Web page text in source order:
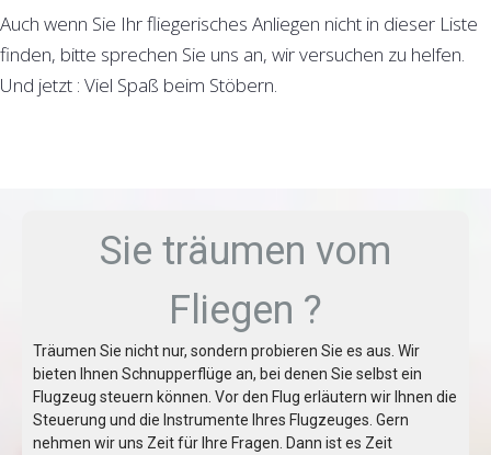
Auch wenn Sie Ihr fliegerisches Anliegen nicht in dieser Liste
finden, bitte sprechen Sie uns an, wir versuchen zu helfen.
Und jetzt : Viel Spaß beim Stöbern.
Sie träumen vom
Fliegen ?
Träumen Sie nicht nur, sondern probieren Sie es aus. Wir
bieten Ihnen Schnupperflüge an, bei denen Sie selbst ein
Flugzeug steuern können. Vor den Flug erläutern wir Ihnen die
Steuerung und die Instrumente Ihres Flugzeuges. Gern
nehmen wir uns Zeit für Ihre Fragen. Dann ist es Zeit